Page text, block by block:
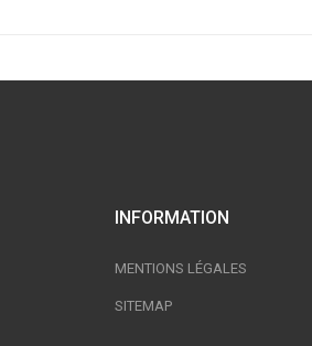
INFORMATION
MENTIONS LÉGALES
SITEMAP